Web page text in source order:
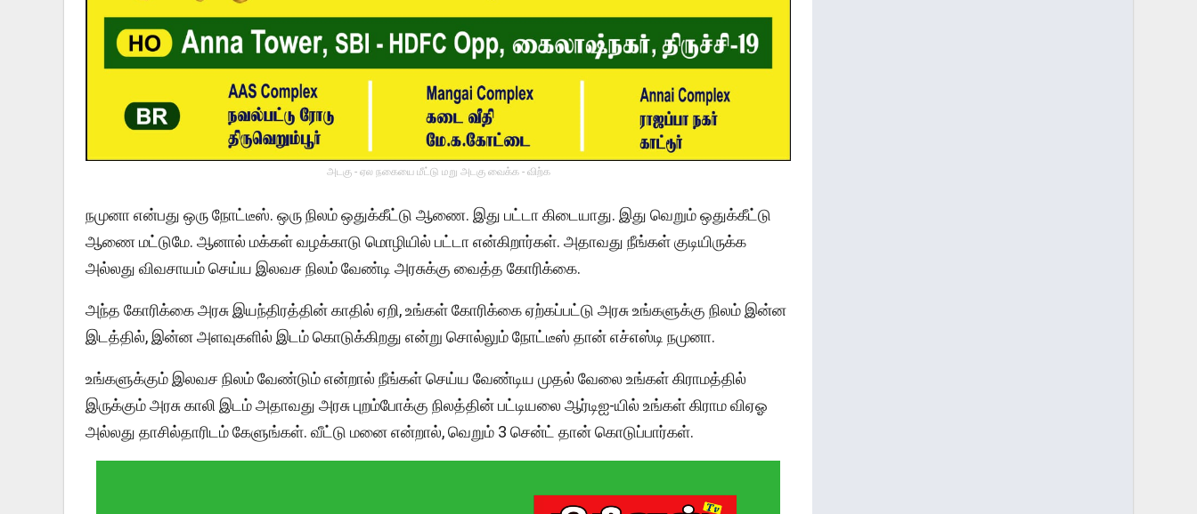
அடகு - ஏல நகையை மீட்டு மறு அடகு வைக்க - விற்க
நமுனா என்பது ஒரு நோட்டீஸ். ஒரு நிலம் ஒதுக்கீட்டு ஆணை. இது பட்டா கிடையாது. இது வெறும் ஒதுக்கீட்டு
ஆணை மட்டுமே. ஆனால் மக்கள் வழக்காடு மொழியில் பட்டா என்கிறார்கள். அதாவது நீங்கள் குடியிருக்க
அல்லது விவசாயம் செய்ய இலவச நிலம் வேண்டி அரசுக்கு வைத்த கோரிக்கை.
அந்த கோரிக்கை அரசு இயந்திரத்தின் காதில் ஏறி, உங்கள் கோரிக்கை ஏற்கப்பட்டு அரசு உங்களுக்கு நிலம் இன்ன
இடத்தில், இன்ன அளவுகளில் இடம் கொடுக்கிறது என்று சொல்லும் நோட்டீஸ் தான் எச்எஸ்டி நமுனா.
உங்களுக்கும் இலவச நிலம் வேண்டும் என்றால் நீங்கள் செய்ய வேண்டிய முதல் வேலை உங்கள் கிராமத்தில்
இருக்கும் அரசு காலி இடம் அதாவது அரசு புறம்போக்கு நிலத்தின் பட்டியலை ஆர்டிஐ-யில் உங்கள் கிராம விஏஓ
அல்லது தாசில்தாரிடம் கேளுங்கள். வீட்டு மனை என்றால், வெறும் 3 சென்ட் தான் கொடுப்பார்கள்.